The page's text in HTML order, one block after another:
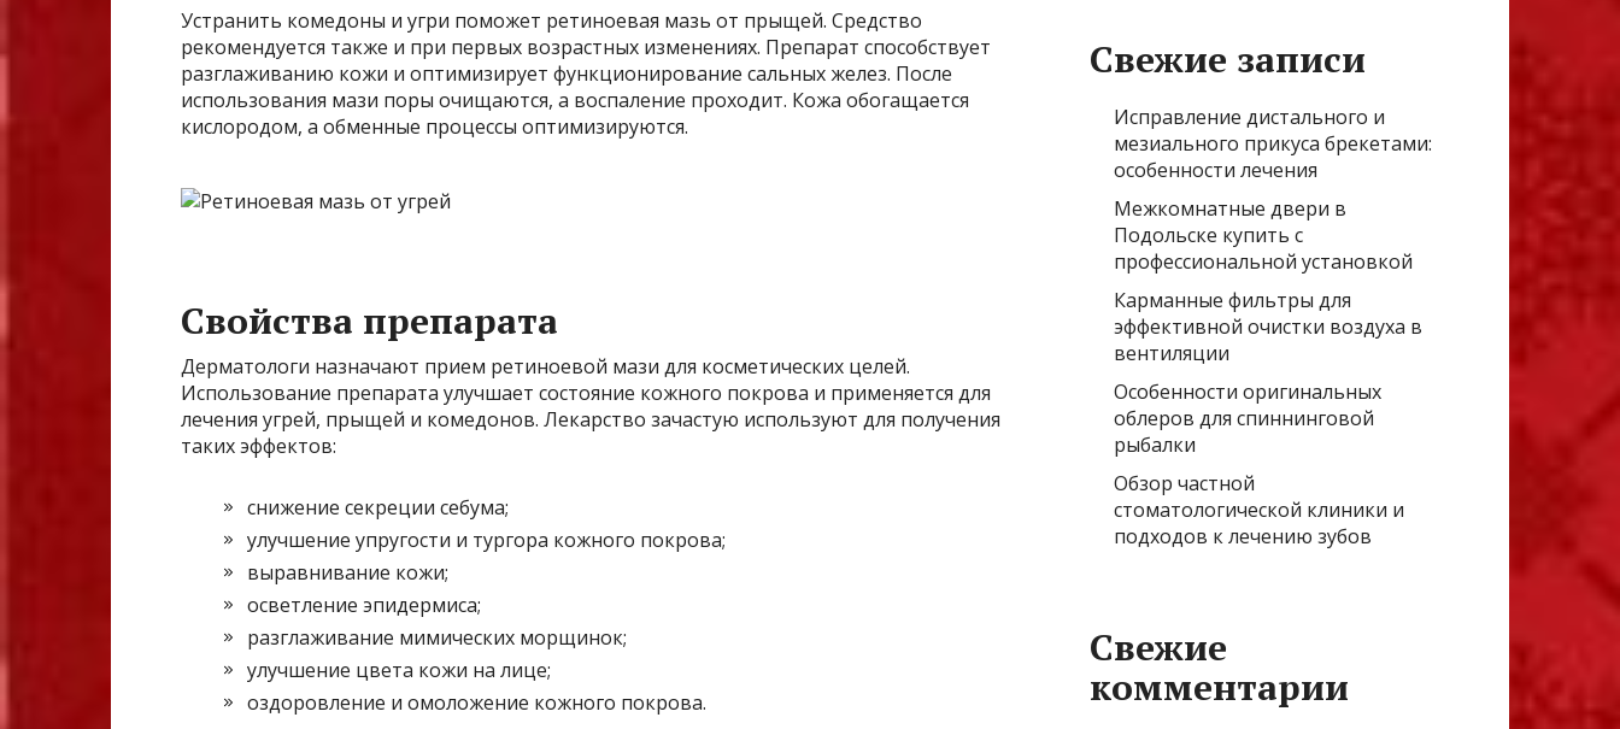
Устранить комедоны и угри поможет ретиноевая мазь от прыщей. Средство
рекомендуется также и при первых возрастных изменениях. Препарат способствует
разглаживанию кожи и оптимизирует функционирование сальных желез. После
использования мази поры очищаются, а воспаление проходит. Кожа обогащается
кислородом, а обменные процессы оптимизируются.
Свойства препарата
Дерматологи назначают прием ретиноевой мази для косметических целей.
Использование препарата улучшает состояние кожного покрова и применяется для
лечения угрей, прыщей и комедонов. Лекарство зачастую используют для получения
таких эффектов:
снижение секреции себума;
улучшение упругости и тургора кожного покрова;
выравнивание кожи;
осветление эпидермиса;
разглаживание мимических морщинок;
улучшение цвета кожи на лице;
оздоровление и омоложение кожного покрова.
Свежие записи
Исправление дистального и
мезиального прикуса брекетами:
особенности лечения
Межкомнатные двери в
Подольске купить с
профессиональной установкой
Карманные фильтры для
эффективной очистки воздуха в
вентиляции
Особенности оригинальных
облеров для спиннинговой
рыбалки
Обзор частной
стоматологической клиники и
подходов к лечению зубов
Свежие
комментарии